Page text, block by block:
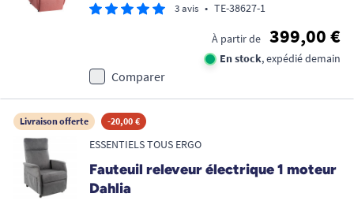
3 avis • TE-38627-1
À partir de 399,00 €
En stock, expédié demain
Comparer
Livraison offerte -20,00 €
ESSENTIELS TOUS ERGO
Fauteuil releveur électrique 1 moteur
Dahlia